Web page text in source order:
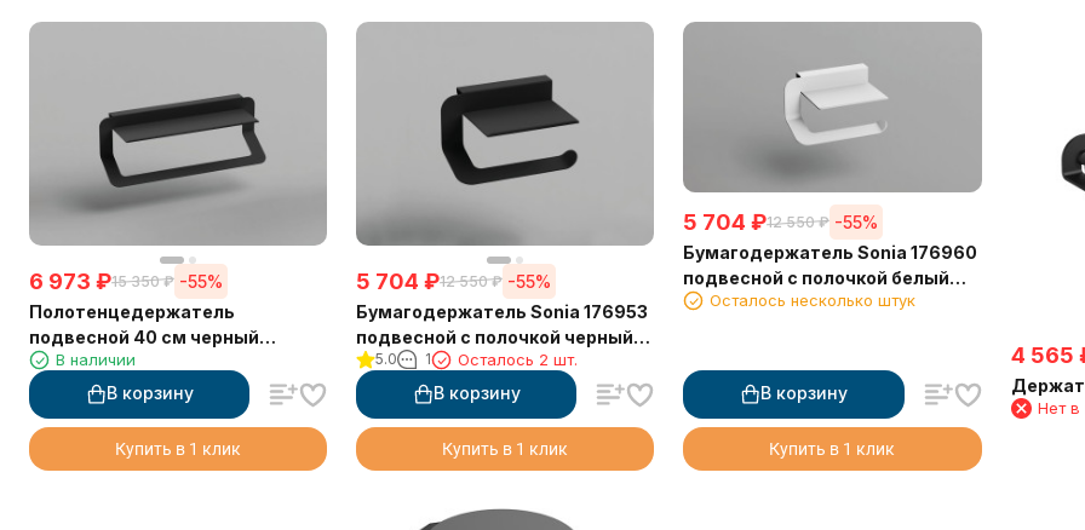
6 973 ₽15 350 ₽ -55%
Полотенцедержатель
подвесной 40 см черный
матовый Sonia 176915
В наличии
В корзину
Купить в 1 клик
5 704 ₽12 550 ₽ -55%
Бумагодержатель Sonia 176953
подвесной с полочкой черный
матовый
5.0 1 Осталось 2 шт.
В корзину
Купить в 1 клик
5 704 ₽12 550 ₽ -55%
Бумагодержатель Sonia 176960
подвесной с полочкой белый
матовый
Осталось несколько штук
В корзину
Купить в 1 клик
4 565
Нет в